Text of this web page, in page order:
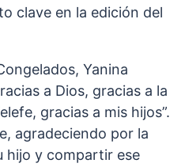
clave en la edición del
Yanina
a Dios, gracias a la
gracias a mis hijos”.
agradeciendo por la
hijo y compartir ese